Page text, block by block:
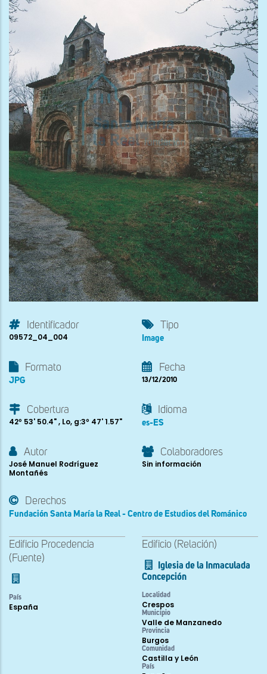
Identificador
09572_04_004
Tipo
Image
Formato
JPG
Fecha
13/12/2010
Cobertura
42º 53' 50.4" , Lo, g:3º 47' 1.57"
Idioma
es-ES
Autor
José Manuel Rodríguez
Montañés
Colaboradores
Sin información
Derechos
Fundación Santa María la Real - Centro de Estudios del Románico
Edificio Procedencia
(Fuente)
País
España
Edificio (Relación)
Iglesia de la Inmaculada
Concepción
Localidad
Crespos
Municipio
Valle de Manzanedo
Provincia
Burgos
Comunidad
Castilla y León
País